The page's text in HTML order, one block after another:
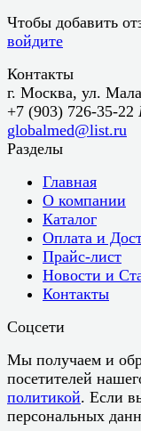
Чтобы добавить
войдите
Контакты
г. Москва, ул.
+7 (903) 726-35-22
globalmed@list.ru
Разделы
Главная
О компании
Каталог
Оплата и
Прайс-лист
Новости и
Контакты
Соцсети
Мы получаем и
посетителей
политикой. Если
персональных